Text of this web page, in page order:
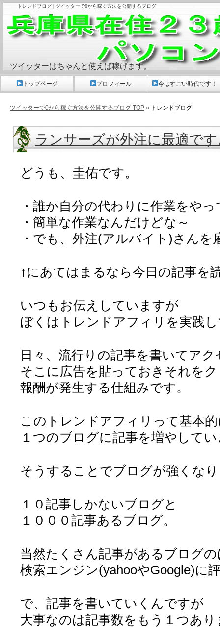
トレンドブログ | ツイッターで0から稼ぐ方法を公開するブログ
ランサーズが外注に最適で
どうも、圭佑です。
・誰か自分の代わりに作業をや
・簡単な作業なんだけどな～
・でも、外注(アルバイト)さん
↑にあてはまるなら今日の記事を
いつもお伝えしていますが
ぼくはトレンドアフィリを実践
日々、流行りの記事を書いてア
そこに広告を貼っておきそれを
報酬が発生する仕組みです。
このトレンドアフィリって基本
１つのブログに記事を増やして
そうすることでブログが強くな
１０記事しかないブログと
１０００記事あるブログ。
当然たくさん記事があるブログ
検索エンジン(yahooやGoogle)に
で、記事を書いていくんですが
大事なのは記事数をもう１つあり
ツイッターで0から稼ぐ方法を公開するブログ TOP » トレンドブログ
ツイッターはちゃんと使えば稼げます。
トップページ プロフィール 今はすごい時代です！